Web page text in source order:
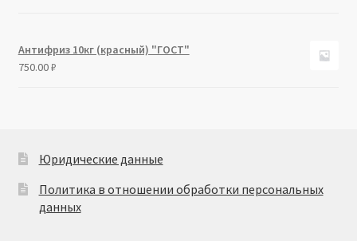
Антифриз 10кг (красный) "ГОСТ"
750.00₽
Юридические данные
Политика в отношении обработки персональных
данных